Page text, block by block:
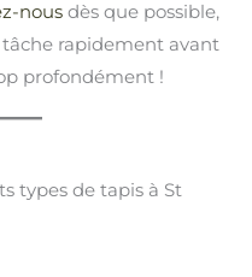
nousdès que possible,
rapidement avant
profondément !
types de tapis à St